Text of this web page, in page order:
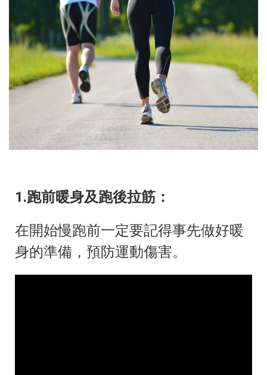
1.跑前暖身及跑後拉筋：
在開始慢跑前一定要記得事先做好暖
身的準備，預防運動傷害。